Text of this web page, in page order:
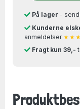
På lager -
Kunderne
anmeldelser
Fragt kun 39,-